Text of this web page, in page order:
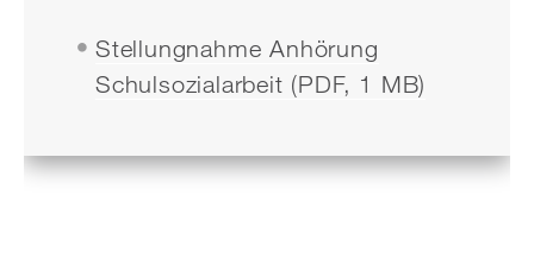
Stellungnahme Anhörung
Schulsozialarbeit (PDF, 1 MB)